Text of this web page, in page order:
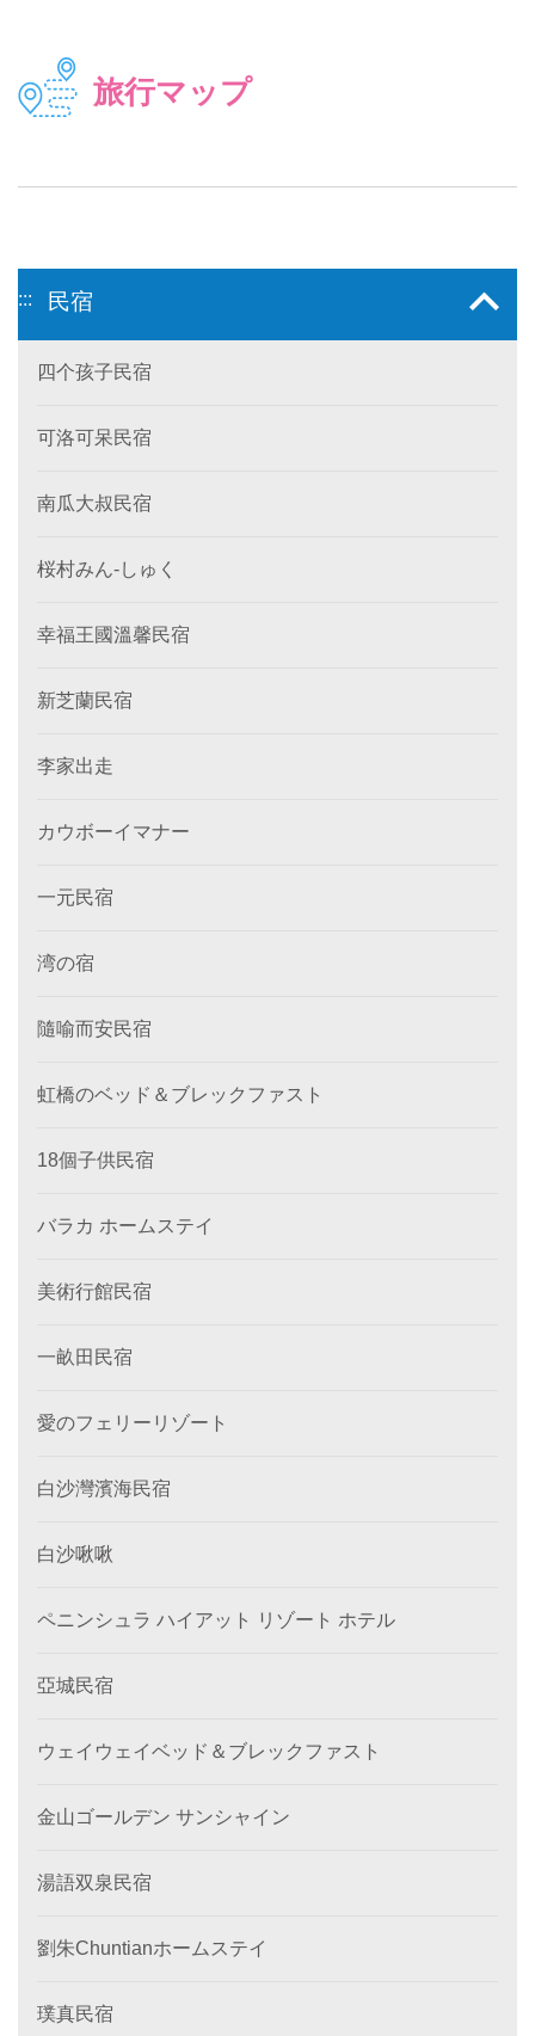
旅行マップ
::: 民宿
四个孩子民宿
可洛可呆民宿
南瓜大叔民宿
桜村みん‐しゅく
幸福王國溫馨民宿
新芝蘭民宿
李家出走
カウボーイマナー
一元民宿
湾の宿
隨喻而安民宿
虹橋のベッド＆ブレックファスト
18個子供民宿
バラカ ホームステイ
美術行館民宿
一畝田民宿
愛のフェリーリゾート
白沙灣濱海民宿
白沙啾啾
ペニンシュラ ハイアット リゾート ホテル
亞城民宿
ウェイウェイベッド＆ブレックファスト
金山ゴールデン サンシャイン
湯語双泉民宿
劉朱Chuntianホームステイ
璞真民宿